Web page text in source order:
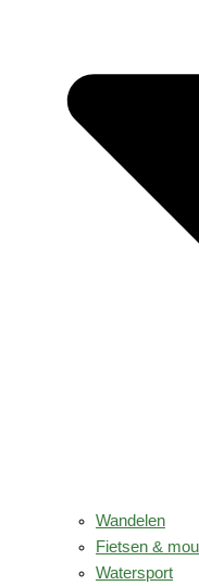
Wandelen
Fietsen &
Watersport